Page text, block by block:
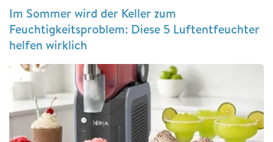
Im Sommer wird der Keller zum
Feuchtigkeitsproblem: Diese 5 Luftentfeuchter
helfen wirklich